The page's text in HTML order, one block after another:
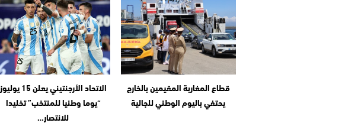
قطاع المغاربة المقيمين بالخارج
يحتفي باليوم الوطني للجالية
الاتحاد الأرجنتيني يعلن 15 يوليوز
“يوما وطنيا للمنتخب” تخليدا
للانتصار…